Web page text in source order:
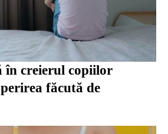
în creierul copiilor
făcută de